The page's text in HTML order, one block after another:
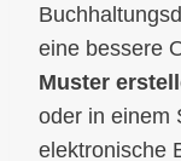
eine bessere
Muster
oder in einem
elektronische